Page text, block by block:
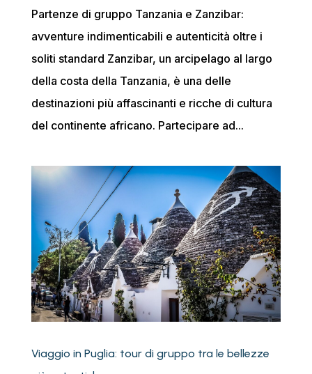
Partenze di gruppo Tanzania e Zanzibar:
avventure indimenticabili e autenticità oltre i
soliti standard Zanzibar, un arcipelago al largo
della costa della Tanzania, è una delle
destinazioni più affascinanti e ricche di cultura
del continente africano. Partecipare ad...
Viaggio in Puglia: tour di gruppo tra le bellezze